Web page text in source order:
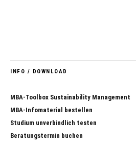
INFO / DOWNLOAD
MBA-Toolbox Sustainability Management
MBA-Infomaterial bestellen
Studium unverbindlich testen
Beratungstermin buchen